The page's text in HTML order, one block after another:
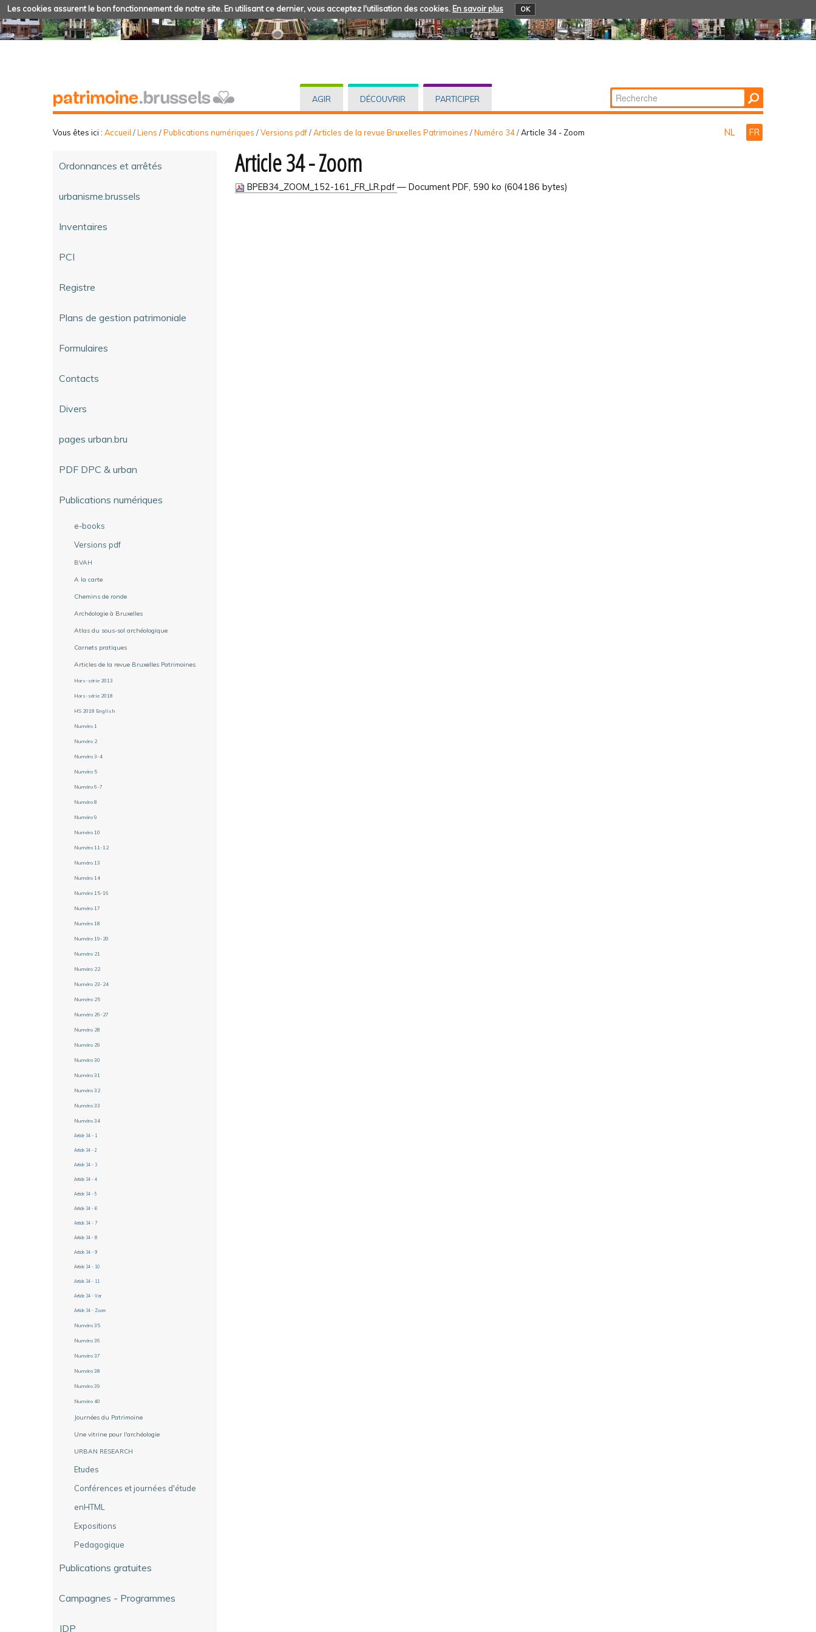
Les cookies assurent le bon fonctionnement de notre site. En utilisant ce dernier, vous acceptez l'utilisation des cookies. En savoir plus OK
AGIR DÉCOUVRIR PARTICIPER Chercher par
Recherche
Vous êtes ici : Accueil /Liens /Publications numériques /Versions pdf/Articles de la revue Bruxelles Patrimoines /Numéro 34/Article 34 - Zoom NL FR
Ordonnances et arrêtés
urbanisme.brussels
Inventaires
PCI
Registre
Plans de gestion patrimoniale
Formulaires
Contacts
Divers
pages urban.bru
PDF DPC & urban
Publications numériques
e-books
Versions pdf
BVAH
A la carte
Chemins de ronde
Archéologie à Bruxelles
Atlas du sous-sol archéologique
Carnets pratiques
Articles de la revue Bruxelles Patrimoines
Hors-série 2013
Hors-série 2018
HS 2018 English
Numéro 1
Numéro 2
Numéro 3-4
Numéro 5
Numéro 6-7
Numéro 8
Numéro 9
Numéro 10
Numéro 11-12
Numéro 13
Numéro 14
Numéro 15-16
Numéro 17
Numéro 18
Numéro 19-20
Numéro 21
Numéro 22
Numéro 23-24
Numéro 25
Numéro 26-27
Numéro 28
Numéro 29
Numéro 30
Numéro 31
Numéro 32
Numéro 33
Numéro 34
Article 34 - 1
Article 34 - 2
Article 34 - 3
Article 34 - 4
Article 34 - 5
Article 34 - 6
Article 34 - 7
Article 34 - 8
Article 34 - 9
Article 34 - 10
Article 34 - 11
Article 34 - Var
Article 34 - Zoom
Numéro 35
Numéro 36
Numéro 37
Numéro 38
Numéro 39
Numéro 40
Journées du Patrimoine
Une vitrine pour l'archéologie
URBAN RESEARCH
Etudes
Conférences et journées d'étude
enHTML
Expositions
Pedagogique
Publications gratuites
Campagnes - Programmes
JDP
Article 34 - Zoom
BPEB34_ZOOM_152-161_FR_LR.pdf — Document PDF, 590 ko (604186 bytes)